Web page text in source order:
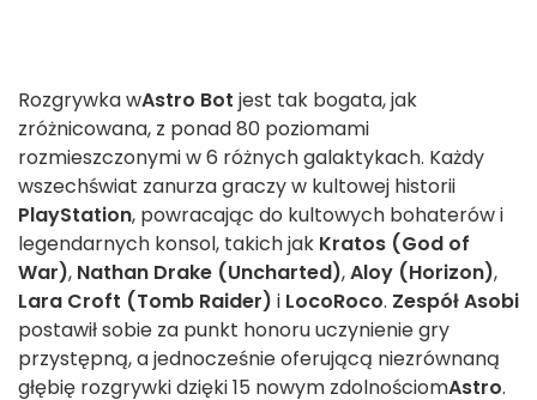
Rozgrywka wAstro Bot jest tak bogata, jak
zróżnicowana, z ponad 80 poziomami
rozmieszczonymi w 6 różnych galaktykach. Każdy
wszechświat zanurza graczy w kultowej historii
PlayStation, powracając do kultowych bohaterów i
legendarnych konsol, takich jak Kratos (God of
War), Nathan Drake (Uncharted),Aloy (Horizon),
Lara Croft (Tomb Raider) i LocoRoco. Zespół Asobi
postawił sobie za punkt honoru uczynienie gry
przystępną, a jednocześnie oferującą niezrównaną
głębię rozgrywki dzięki 15 nowym zdolnościomAstro.